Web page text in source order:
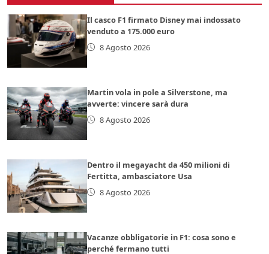
Il casco F1 firmato Disney mai indossato
venduto a 175.000 euro
8 Agosto 2026
Martin vola in pole a Silverstone, ma
avverte: vincere sarà dura
8 Agosto 2026
Dentro il megayacht da 450 milioni di
Fertitta, ambasciatore Usa
8 Agosto 2026
Vacanze obbligatorie in F1: cosa sono e
perché fermano tutti